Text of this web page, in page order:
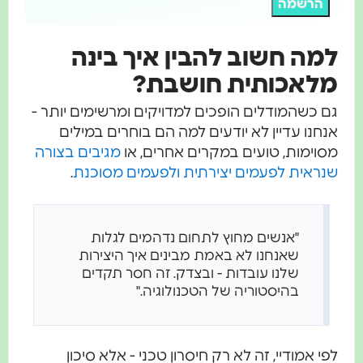
הרשמה
למה חשוב להבין איך בינה
מלאכותית חושבת?
גם כשהמודלים הופכים למדויקים ומרשימים יותר -
אנחנו עדיין לא יודעים למה הם בוחרים במילים
מסוימות, טועים במקרים אחרים, או מגיבים בצורה
שנראית לפעמים יצירתית ולפעמים מסוכנת.
"אנשים מחוץ לתחום נדהמים לגלות
שאנחנו לא באמת מבינים איך היצירות
שלנו עובדות - ובצדק. זה חסר תקדים
בהיסטוריה של הטכנולוגיה."
לפי אמודיי, זה לא רק חיסרון טכני - אלא סיכון